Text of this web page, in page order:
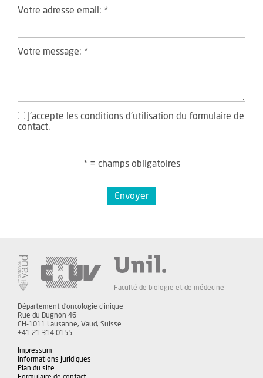
Votre adresse email: *
Votre message: *
J'accepte les conditions d'utilisation du formulaire de
contact.
* = champs obligatoires
Envoyer
Faculté de biologie et de médecine
Département d'oncologie clinique
Rue du Bugnon 46
CH-1011 Lausanne, Vaud, Suisse
+41 21 314 0155
Impressum
Informations juridiques
Plan du site